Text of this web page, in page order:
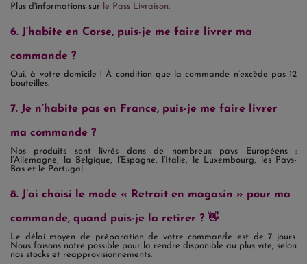
Plus d'informations sur
le Pass Livraison.
6. J’habite en Corse, puis-je me faire livrer ma
commande ?
Oui, à votre domicile ! À condition que la commande n’excède pas 12
bouteilles.
7. Je n’habite pas en France, puis-je me faire livrer
ma commande ?
Nos produits sont livrés dans de nombreux pays Européens :
l’Allemagne, la Belgique, l’Espagne, l’Italie, le Luxembourg, les Pays-
Bas et le Portugal.
8. J’ai choisi le mode « Retrait en magasin » pour ma
commande, quand puis-je la retirer ? 👋
Le délai moyen de préparation de votre commande est de 7 jours.
Nous faisons notre possible pour la rendre disponible au plus vite, selon
nos stocks et réapprovisionnements.